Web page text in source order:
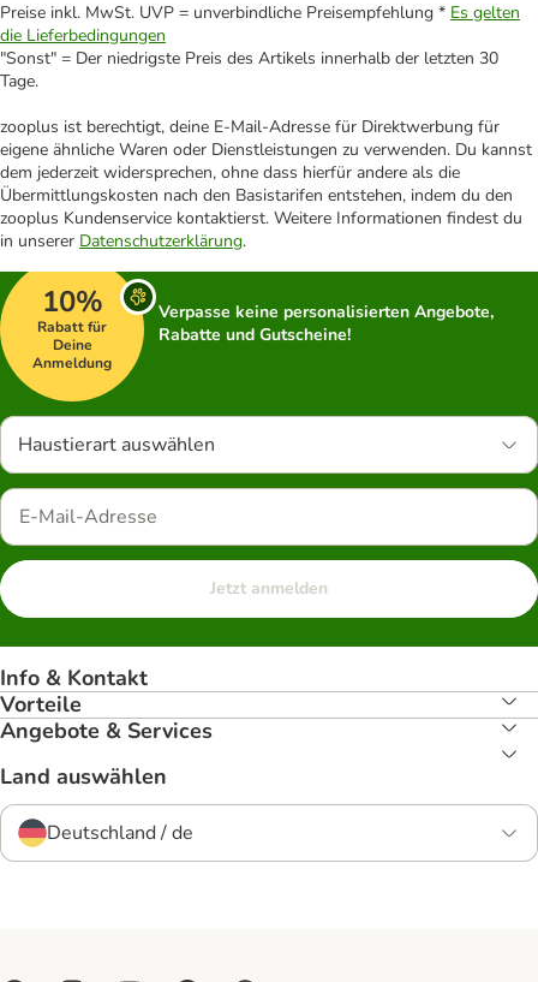
Preise inkl. MwSt. UVP = unverbindliche Preisempfehlung * Es gelten
die Lieferbedingungen
"Sonst" = Der niedrigste Preis des Artikels innerhalb der letzten 30
Tage.
zooplus ist berechtigt, deine E-Mail-Adresse für Direktwerbung für
eigene ähnliche Waren oder Dienstleistungen zu verwenden. Du kannst
dem jederzeit widersprechen, ohne dass hierfür andere als die
Übermittlungskosten nach den Basistarifen entstehen, indem du den
zooplus Kundenservice kontaktierst. Weitere Informationen findest du
in unserer Datenschutzerklärung.
10%
Rabatt für
Deine
Anmeldung
Verpasse keine personalisierten Angebote,
Rabatte und Gutscheine!
Haustierart auswählen
Jetzt anmelden
Info & Kontakt
Vorteile
Angebote & Services
Land auswählen
Deutschland / de